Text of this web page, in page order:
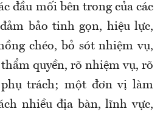
đầu mối bên trong của các
bảo tinh gọn, hiệu lực,
chéo, bỏ sót nhiệm vụ,
quyền, rõ nhiệm vụ, rõ
trách; một đơn vị làm
nhiều địa bàn, lĩnh vực,